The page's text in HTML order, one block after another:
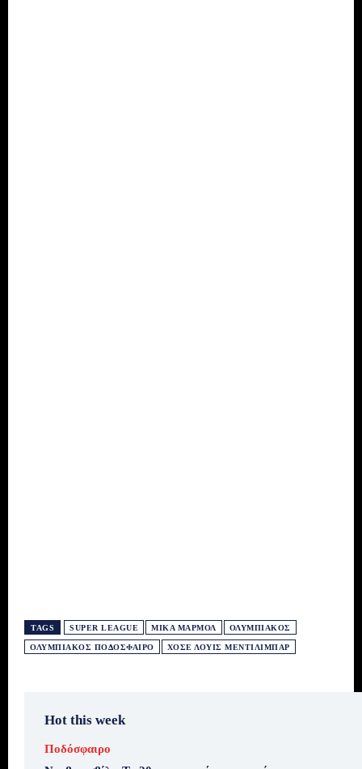
TAGS SUPER LEAGUE ΜΊΚΑ ΜΑΡΜΌΛ ΟΛΥΜΠΙΑΚΌΣ
ΟΛΥΜΠΙΑΚΌΣ ΠΟΔΌΣΦΑΙΡΟ ΧΟΣΈ ΛΟΥΊΣ ΜΕΝΤΙΛΊΜΠΑΡ
Hot this week
Ποδόσφαιρο